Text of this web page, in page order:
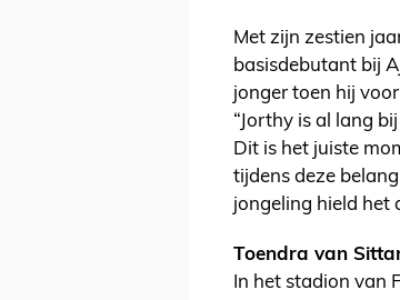
Met zijn zestien
basisdebutant bij
jonger toen hij
“Jorthy is al lang
Dit is het juiste
tijdens deze
jongeling hield het
Toendra van
In het stadion van